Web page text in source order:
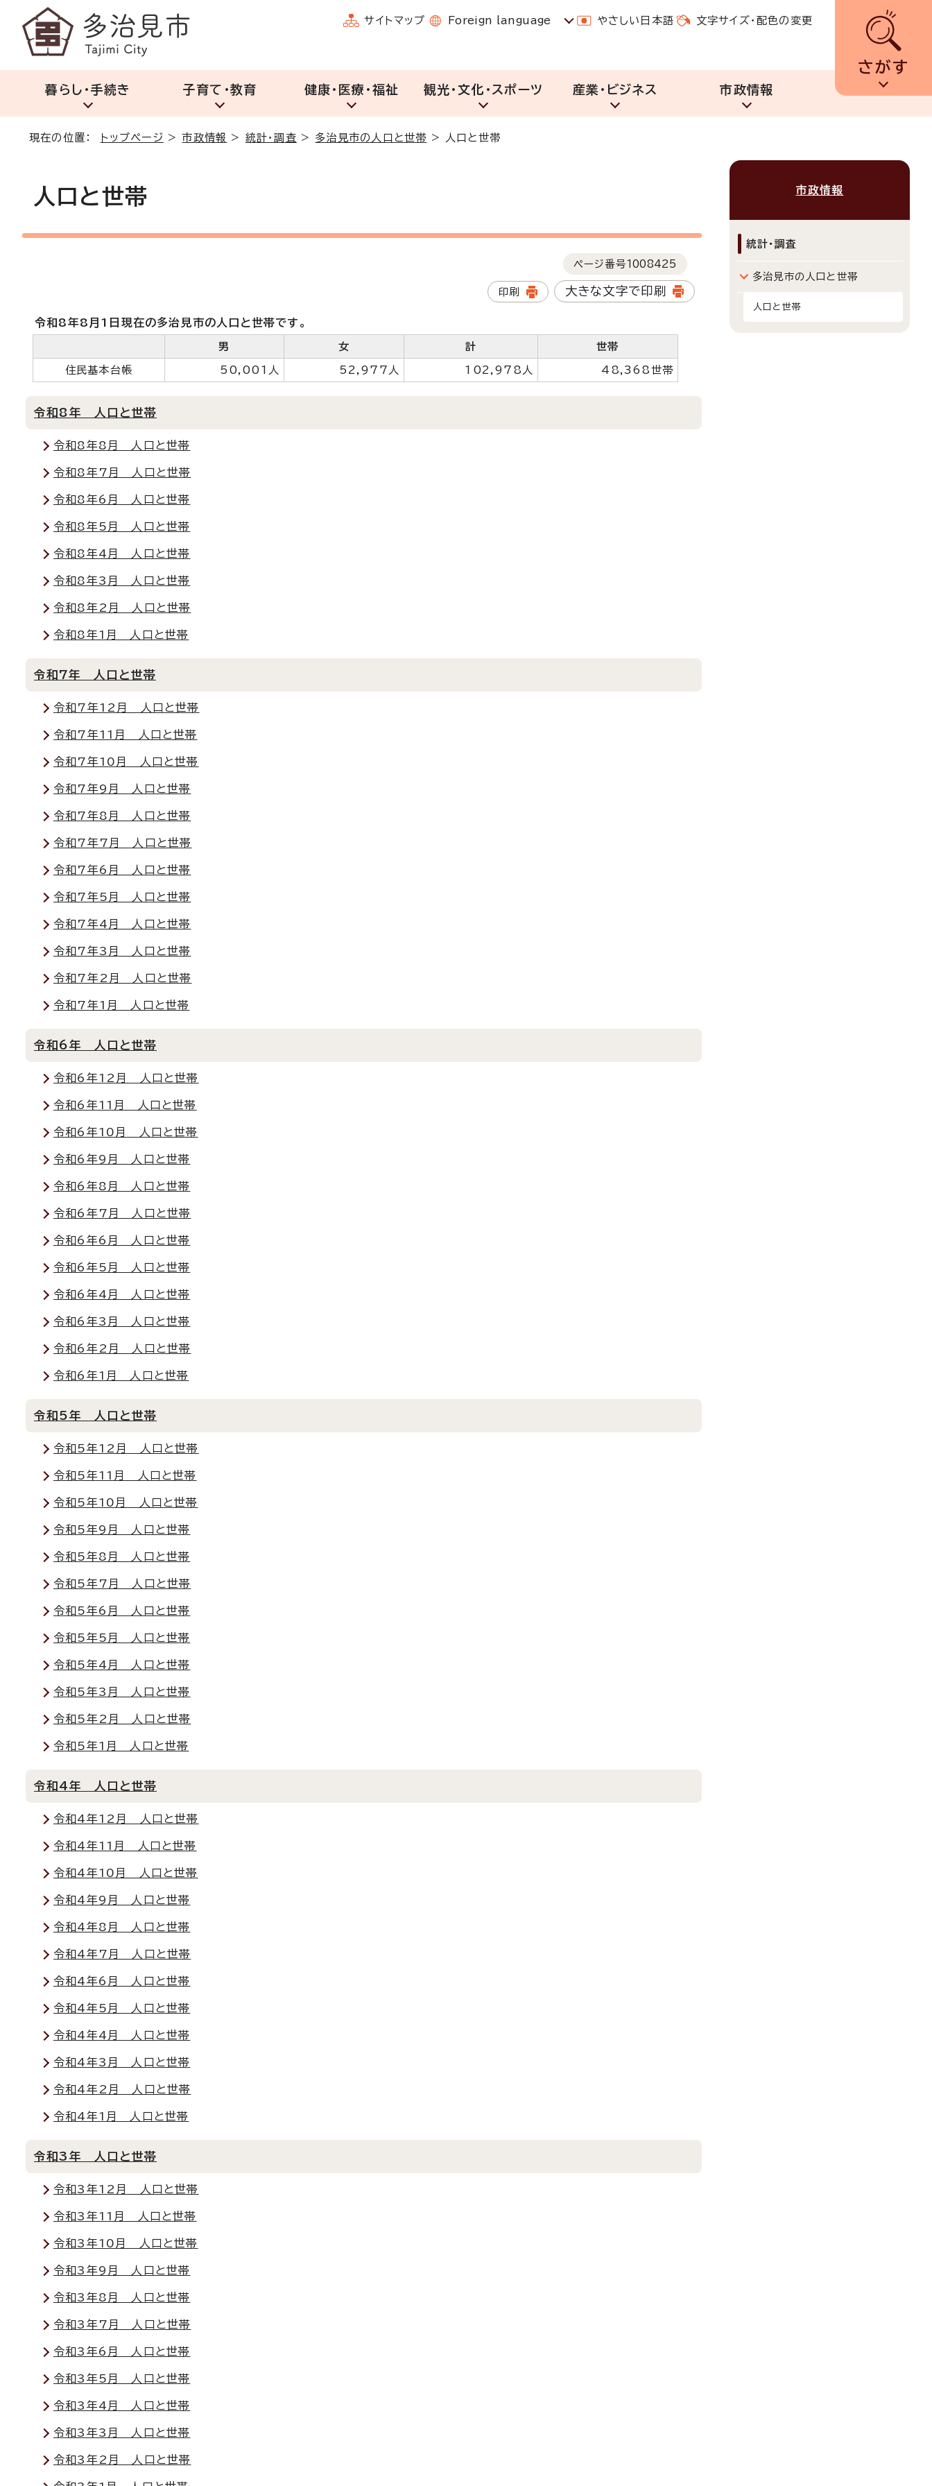
サイトマップ Foreign language やさしい日本語 文字サイズ・配色の変更
さがす
暮らし・手続き 子育て・教育 健康・医療・福祉 観光・文化・スポーツ 産業・ビジネス 市政情報
現在の位置： トップページ >市政情報 > 統計・調査 > 多治見市の人口と世帯 > 人口と世帯
人口と世帯
ページ番号1008425
印刷 大きな文字で印刷
令和8年8月1日現在の多治見市の人口と世帯です。
男 女 計 世帯
住民基本台帳 50,001人 52,977人 102,978人 48,368世帯
令和8年 人口と世帯
令和8年8月 人口と世帯
令和8年7月 人口と世帯
令和8年6月 人口と世帯
令和8年5月 人口と世帯
令和8年4月 人口と世帯
令和8年3月 人口と世帯
令和8年2月 人口と世帯
令和8年1月 人口と世帯
令和7年 人口と世帯
令和7年12月 人口と世帯
令和7年11月 人口と世帯
令和7年10月 人口と世帯
令和7年9月 人口と世帯
令和7年8月 人口と世帯
令和7年7月 人口と世帯
令和7年6月 人口と世帯
令和7年5月 人口と世帯
令和7年4月 人口と世帯
令和7年3月 人口と世帯
令和7年2月 人口と世帯
令和7年1月 人口と世帯
令和6年 人口と世帯
令和6年12月 人口と世帯
令和6年11月 人口と世帯
令和6年10月 人口と世帯
令和6年9月 人口と世帯
令和6年8月 人口と世帯
令和6年7月 人口と世帯
令和6年6月 人口と世帯
令和6年5月 人口と世帯
令和6年4月 人口と世帯
令和6年3月 人口と世帯
令和6年2月 人口と世帯
令和6年1月 人口と世帯
令和5年 人口と世帯
令和5年12月 人口と世帯
令和5年11月 人口と世帯
令和5年10月 人口と世帯
令和5年9月 人口と世帯
令和5年8月 人口と世帯
令和5年7月 人口と世帯
令和5年6月 人口と世帯
令和5年5月 人口と世帯
令和5年4月 人口と世帯
令和5年3月 人口と世帯
令和5年2月 人口と世帯
令和5年1月 人口と世帯
令和4年 人口と世帯
令和4年12月 人口と世帯
令和4年11月 人口と世帯
令和4年10月 人口と世帯
令和4年9月 人口と世帯
令和4年8月 人口と世帯
令和4年7月 人口と世帯
令和4年6月 人口と世帯
令和4年5月 人口と世帯
令和4年4月 人口と世帯
令和4年3月 人口と世帯
令和4年2月 人口と世帯
令和4年1月 人口と世帯
令和3年 人口と世帯
令和3年12月 人口と世帯
令和3年11月 人口と世帯
令和3年10月 人口と世帯
令和3年9月 人口と世帯
令和3年8月 人口と世帯
令和3年7月 人口と世帯
令和3年6月 人口と世帯
令和3年5月 人口と世帯
令和3年4月 人口と世帯
令和3年3月 人口と世帯
令和3年2月 人口と世帯
市政情報
統計・調査
多治見市の人口と世帯
人口と世帯